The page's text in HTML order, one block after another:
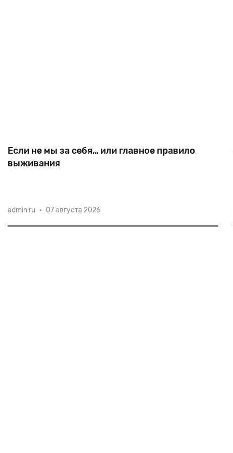
Если не мы за себя… или главное правило
выживания
Михаил Рутгайзер — о правилах выживания,
которым давно пора стать нормой для украинского
admin ru • 07 августа 2026